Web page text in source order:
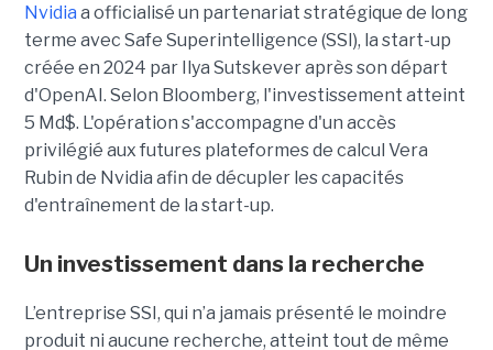
Nvidia a officialisé un partenariat stratégique de long
terme avec Safe Superintelligence (SSI), la start-up
créée en 2024 par Ilya Sutskever après son départ
d'OpenAI. Selon Bloomberg, l'investissement atteint
5 Md$. L'opération s'accompagne d'un accès
privilégié aux futures plateformes de calcul Vera
Rubin de Nvidia afin de décupler les capacités
d'entraînement de la start-up.
Un investissement dans la recherche
L’entreprise SSI, qui n’a jamais présenté le moindre
produit ni aucune recherche, atteint tout de même